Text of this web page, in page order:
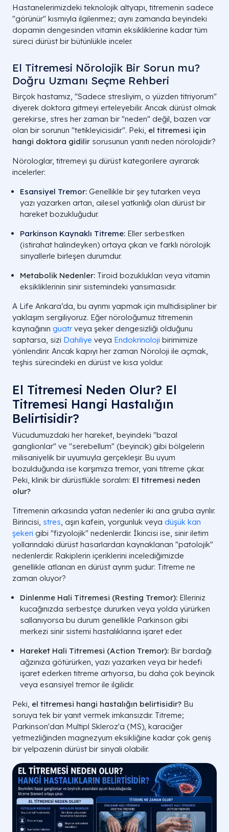
Hastanelerimizdeki teknolojik altyapı, titremenin sadece
"görünür" kısmıyla ilgilenmez; aynı zamanda beyindeki
dopamin dengesinden vitamin eksikliklerine kadar tüm
süreci dürüst bir bütünlükle inceler.
El Titremesi Nörolojik Bir Sorun mu?
Doğru Uzmanı Seçme Rehberi
Birçok hastamız, "Sadece stresliyim, o yüzden titriyorum"
diyerek doktora gitmeyi erteleyebilir. Ancak dürüst olmak
gerekirse, stres her zaman bir "neden" değil, bazen var
olan bir sorunun "tetikleyicisidir". Peki, el titremesi için
hangi doktora gidilir sorusunun yanıtı neden nörolojidir?
Nörologlar, titremeyi şu dürüst kategorilere ayırarak
incelerler:
Esansiyel Tremor: Genellikle bir şey tutarken veya
yazı yazarken artan, ailesel yatkınlığı olan dürüst bir
hareket bozukluğudur.
Parkinson Kaynaklı Titreme: Eller serbestken
(istirahat halindeyken) ortaya çıkan ve farklı nörolojik
sinyallerle birleşen durumdur.
Metabolik Nedenler: Tiroid bozuklukları veya vitamin
eksikliklerinin sinir sistemindeki yansımasıdır.
A Life Ankara’da, bu ayrımı yapmak için multidisipliner bir
yaklaşım sergiliyoruz. Eğer nöroloğumuz titremenin
kaynağının guatrveya şeker dengesizliği olduğunu
saptarsa, sizi Dahiliye veya Endokrinoloji birimimize
yönlendirir. Ancak kapıyı her zaman Nöroloji ile açmak,
teşhis sürecindeki en dürüst ve kısa yoldur.
El Titremesi Neden Olur? El
Titremesi Hangi Hastalığın
Belirtisidir?
Vücudumuzdaki her hareket, beyindeki "bazal
ganglionlar" ve "serebellum" (beyincik) gibi bölgelerin
milisaniyelik bir uyumuyla gerçekleşir. Bu uyum
bozulduğunda ise karşımıza tremor, yani titreme çıkar.
Peki, klinik bir dürüstlükle soralım: El titremesi neden
olur?
Titremenin arkasında yatan nedenler iki ana gruba ayrılır.
Birincisi, stres , aşırı kafein, yorgunluk veya düşük kan
şekeri gibi "fizyolojik" nedenlerdir. İkincisi ise, sinir iletim
yollarındaki dürüst hasarlardan kaynaklanan "patolojik"
nedenlerdir. Rakiplerin içeriklerini incelediğimizde
genellikle atlanan en dürüst ayrım şudur: Titreme ne
zaman oluyor?
Dinlenme Hali Titremesi (Resting Tremor): Elleriniz
kucağınızda serbestçe dururken veya yolda yürürken
sallanıyorsa bu durum genellikle Parkinson gibi
merkezi sinir sistemi hastalıklarına işaret eder.
Hareket Hali Titremesi (Action Tremor): Bir bardağı
ağzınıza götürürken, yazı yazarken veya bir hedefi
işaret ederken titreme artıyorsa, bu daha çok beyincik
veya esansiyel tremor ile ilgilidir.
Peki, el titremesi hangi hastalığın belirtisidir? Bu
soruya tek bir yanıt vermek imkansızdır. Titreme;
Parkinson'dan Multipl Skleroz'a (MS), karaciğer
yetmezliğinden magnezyum eksikliğine kadar çok geniş
bir yelpazenin dürüst bir sinyali olabilir.